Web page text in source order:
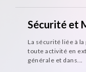
Sécurité et
La sécurité liée à
toute activité en
générale et dans...